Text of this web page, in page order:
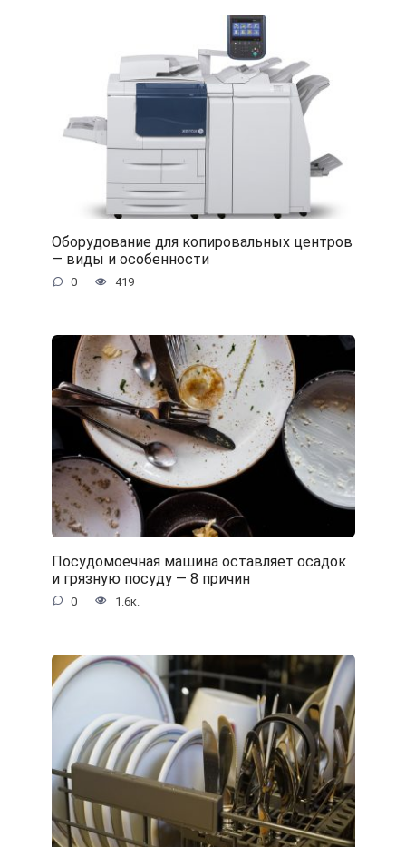
Оборудование для копировальных центров
— виды и особенности
0 419
Посудомоечная машина оставляет осадок
и грязную посуду — 8 причин
0 1.6к.